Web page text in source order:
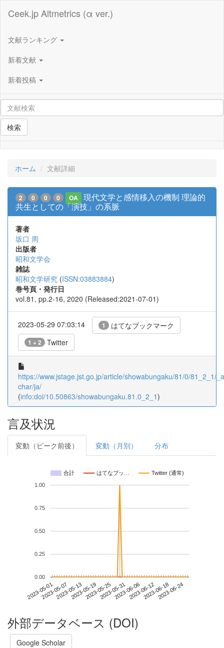
Ceek.jp Altmetrics (α ver.)
文献ランキング
新着文献
新着投稿
検索
ホーム 文献詳細
2 0 0 0 OA
現代文学と感情移入の機制 理論的
共生としての「演技」の系脈
著者
坂口 周
出版者
昭和文学会
雑誌
昭和文学研究 (ISSN:03883884)
巻号頁・発行日
vol.81, pp.2-16, 2020 (Released:2021-07-01)
2023-05-29 07:03:14 1 はてなブックマーク
1 + 2 Twitter
https://www.jstage.jst.go.jp/article/showabungaku/81/0/81_2_1/
char/ja/
(info:doi/10.50863/showabungaku.81.0_2_1)
言及状況
変動（ピーク前後） 変動（月別） 分布
合計 はてなブッ… Twitter (通常)
2023-05-012023-05-072023-05-132023-05-192023-05-252023-05-312023-06-062023-06-122023-06-182023-06-24
0.00
0.25
0.50
0.75
1.00
外部データベース (DOI)
Google Scholar